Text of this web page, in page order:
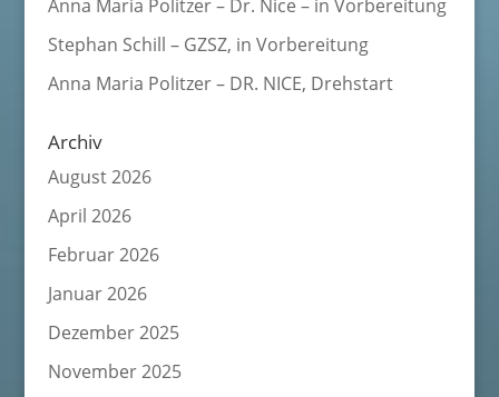
Anna Maria Politzer – Dr. Nice – in Vorbereitung
Stephan Schill – GZSZ, in Vorbereitung
Anna Maria Politzer – DR. NICE, Drehstart
Archiv
August 2026
April 2026
Februar 2026
Januar 2026
Dezember 2025
November 2025